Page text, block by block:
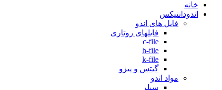
خانه
اندودانتیکس
فایل های اندو
فایلهای روتاری
c-file
h-file
k-file
گیتس و پیزو
مواد اندو
سیلر